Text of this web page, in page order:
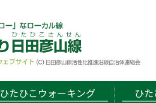
ひたひこウォーキング ひ